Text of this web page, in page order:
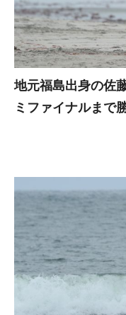
地元福島出身の佐
ミファイナルまで